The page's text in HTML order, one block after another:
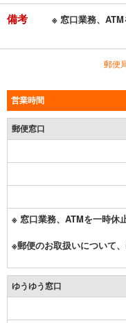
備考 ※ 窓口業務、ATM
郵便
営業時間
郵便窓口
※ 窓口業務、ATMを一時休
※郵便のお取扱いについて
ゆうゆう窓口